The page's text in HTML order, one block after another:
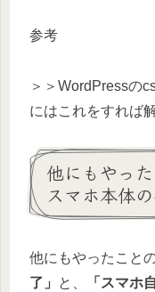
参考
＞＞WordPressの
にはこれをすれば
他にもやっ
スマホ本体
他にもやったこと
了」
と、 「スマホ